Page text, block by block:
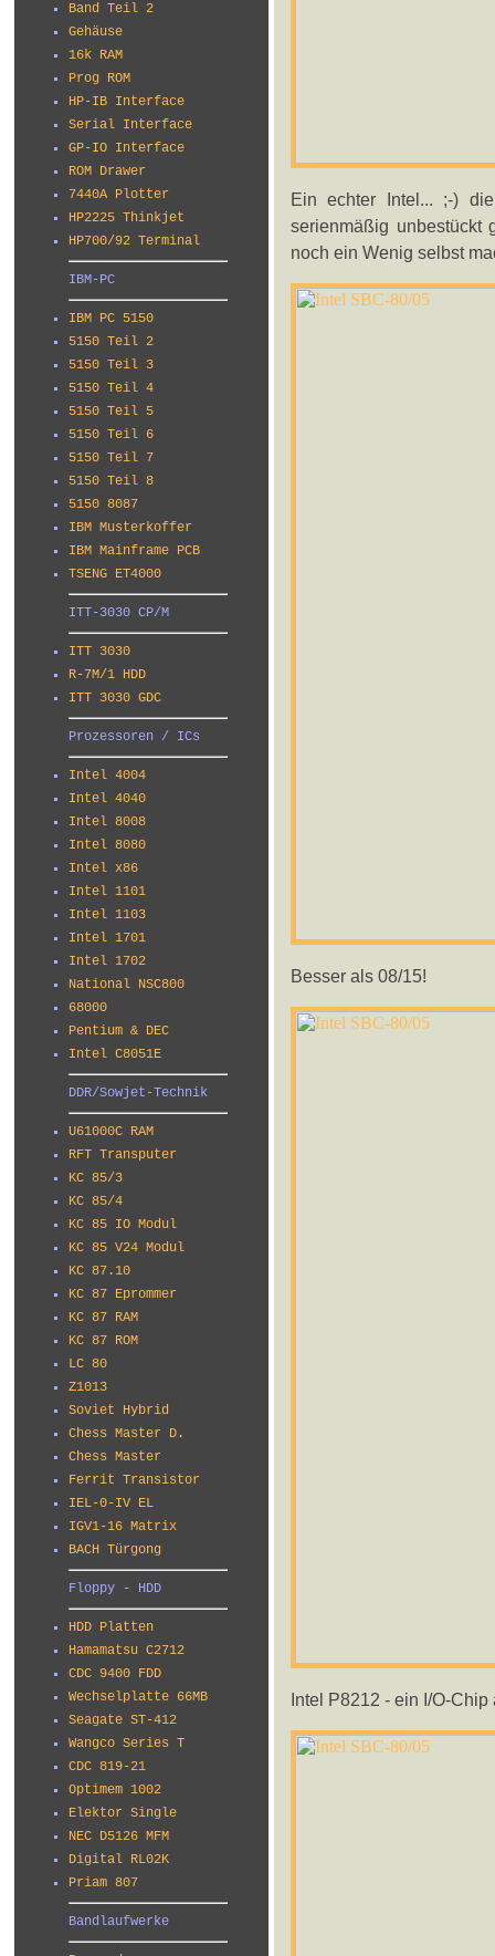
Band Teil 2
Gehäuse
16k RAM
Prog ROM
HP-IB Interface
Serial Interface
GP-IO Interface
ROM Drawer
7440A Plotter
HP2225 Thinkjet
HP700/92 Terminal
IBM-PC
IBM PC 5150
5150 Teil 2
5150 Teil 3
5150 Teil 4
5150 Teil 5
5150 Teil 6
5150 Teil 7
5150 Teil 8
5150 8087
IBM Musterkoffer
IBM Mainframe PCB
TSENG ET4000
ITT-3030 CP/M
ITT 3030
R-7M/1 HDD
ITT 3030 GDC
Prozessoren / ICs
Intel 4004
Intel 4040
Intel 8008
Intel 8080
Intel x86
Intel 1101
Intel 1103
Intel 1701
Intel 1702
National NSC800
68000
Pentium & DEC
Intel C8051E
DDR/Sowjet-Technik
U61000C RAM
RFT Transputer
KC 85/3
KC 85/4
KC 85 IO Modul
KC 85 V24 Modul
KC 87.10
KC 87 Eprommer
KC 87 RAM
KC 87 ROM
LC 80
Z1013
Soviet Hybrid
Chess Master D.
Chess Master
Ferrit Transistor
IEL-0-IV EL
IGV1-16 Matrix
BACH Türgong
Floppy - HDD
HDD Platten
Hamamatsu C2712
CDC 9400 FDD
Wechselplatte 66MB
Seagate ST-412
Wangco Series T
CDC 819-21
Optimem 1002
Elektor Single
NEC D5126 MFM
Digital RL02K
Priam 807
Bandlaufwerke
Ein echter Intel... ;-)
serienmäßig unbestückt
noch ein Wenig selbst
Besser als 08/15!
Intel P8212 - ein I/O-